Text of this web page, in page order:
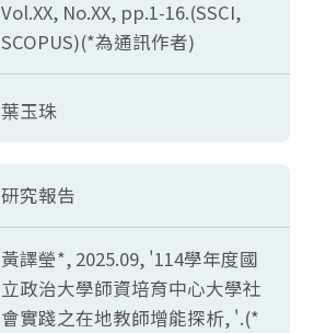
Vol.XX, No.XX, pp.1-16.(SSCI,
SCOPUS)(*為通訊作者)
葉玉珠
研究報告
黃譯瑩*, 2025.09, '114學年度國
立政治大學師資培育中心大學社
會實踐之在地教師增能探析, '.(*